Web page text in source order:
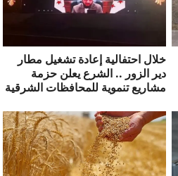
خلال احتفالية إعادة تشغيل مطار
دير الزور .. الشرع يعلن حزمة
مشاريع تنموية للمحافظات الشرقية